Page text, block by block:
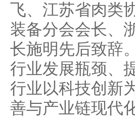
飞、江苏省肉类
装备分会会长、
长施明先后致辞
行业发展瓶颈、
行业以科技创新
善与产业链现代